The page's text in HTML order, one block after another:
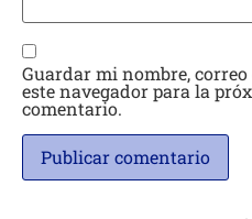
Guardar mi nombre,
este navegador para la
comentario.